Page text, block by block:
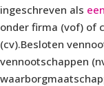
ingeschreven als
onder firma (vof) of
(cv).Besloten
vennootschappen